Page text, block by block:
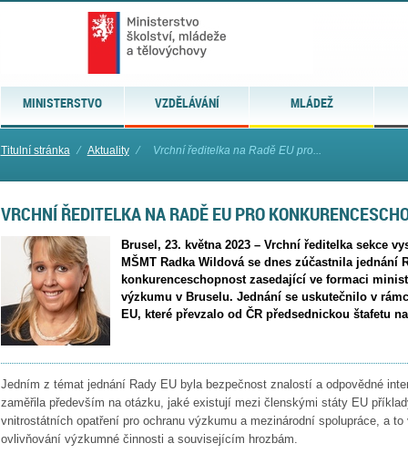
MINISTERSTVO VZDĚLÁVÁNÍ MLÁDEŽ
Titulní stránka ⁄ Aktuality ⁄ Vrchní ředitelka na Radě EU pro...
VRCHNÍ ŘEDITELKA NA RADĚ EU PRO
Brusel, 23. května 2023 – Vrchní ředitelka sekce
MŠMT Radka Wildová se dnes zúčastnila jednání
konkurenceschopnost zasedající ve formaci
výzkumu v Bruselu. Jednání se uskutečnilo v
EU, které převzalo od ČR předsednickou štafetu
Jedním z témat jednání Rady EU byla bezpečnost znalostí a odpovědné
zaměřila především na otázku, jaké existují mezi členskými státy EU
vnitrostátních opatření pro ochranu výzkumu a mezinárodní spolupráce, a
ovlivňování výzkumné činnosti a souvisejícím hrozbám.